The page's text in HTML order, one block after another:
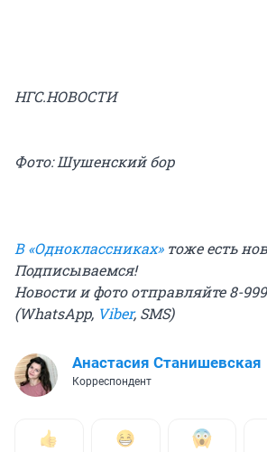
НГС.НОВОСТИ
Фото: Шушенский бор
В «Одноклассниках»тоже есть
Подписываемся!
Новости и фото отправляйте 8-
(WhatsApp, Viber, SMS)
Анастасия Станишевская
Корреспондент